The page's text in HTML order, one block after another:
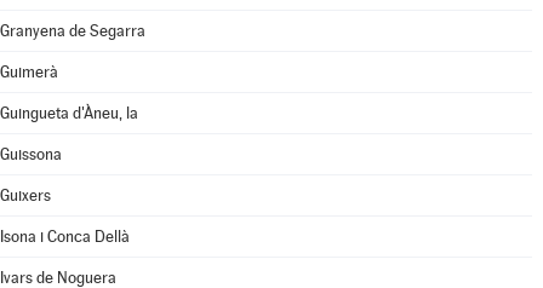
Granyena de Segarra
Guimerà
Guingueta d'Àneu, la
Guissona
Guixers
Isona i Conca Dellà
Ivars de Noguera